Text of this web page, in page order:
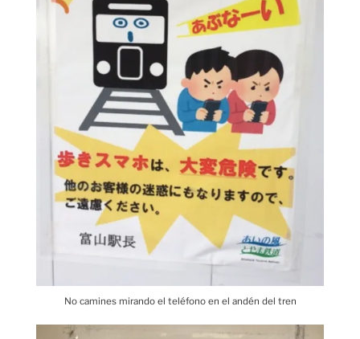
No camines mirando el teléfono en el andén del tren